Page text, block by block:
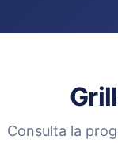
Consulta la